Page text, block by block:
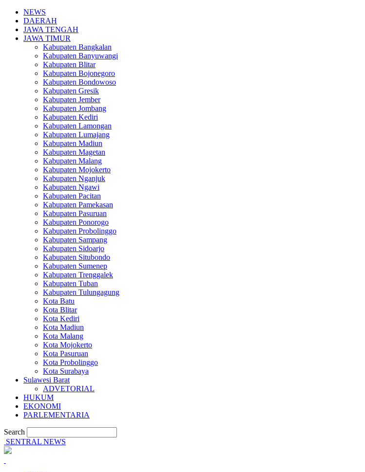
NEWS
DAERAH
JAWA TENGAH
JAWA TIMUR
Kabupaten Bangkalan
Kabupaten Banyuwangi
Kabupaten Blitar
Kabupaten Bojonegoro
Kabupaten Bondowoso
Kabupaten Gresik
Kabupaten Jember
Kabupaten Jombang
Kabupaten Kediri
Kabupaten Lamongan
Kabupaten Lumajang
Kabupaten Madiun
Kabupaten Magetan
Kabupaten Malang
Kabupaten Mojokerto
Kabupaten Nganjuk
Kabupaten Ngawi
Kabupaten Pacitan
Kabupaten Pamekasan
Kabupaten Pasuruan
Kabupaten Ponorogo
Kabupaten Probolinggo
Kabupaten Sampang
Kabupaten Sidoarjo
Kabupaten Situbondo
Kabupaten Sumenep
Kabupaten Trenggalek
Kabupaten Tuban
Kabupaten Tulungagung
Kota Batu
Kota Blitar
Kota Kediri
Kota Madiun
Kota Malang
Kota Mojokerto
Kota Pasuruan
Kota Probolinggo
Kota Surabaya
Sulawesi Barat
ADVETORIAL
HUKUM
EKONOMI
PARLEMENTARIA
Search
SENTRAL NEWS